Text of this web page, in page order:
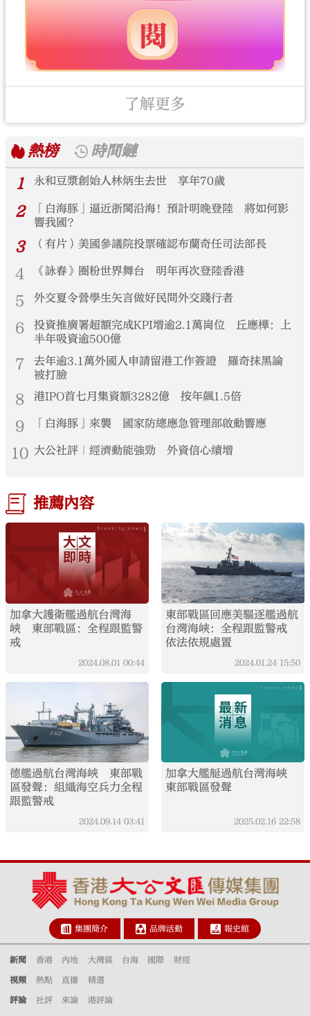
了解更多
熱榜
時間鏈
1
永和豆漿創始人林炳生去世 享年70歲
2
「白海豚」逼近浙閩沿海！預計明晚登陸 將如何影
響我國？
3 （有片）美國參議院投票確認布蘭奇任司法部長
4 《詠春》圈粉世界舞台 明年再次登陸香港
5 外交夏令營學生矢言做好民間外交踐行者
6
投資推廣署超額完成KPI增逾2.1萬崗位 丘應樺：上
半年吸資逾500億
7
去年逾3.1萬外國人申請留港工作簽證 羅奇抹黑論
被打臉
8 港IPO首七月集資額3282億 按年飆1.5倍
9 「白海豚」來襲 國家防總應急管理部啟動響應
10 大公社評｜經濟動能強勁 外資信心續增
推薦內容
加拿大護衛艦過航台灣海
峽 東部戰區：全程跟監警
戒
2024.08.01 00:44
東部戰區回應美驅逐艦過航
台灣海峽：全程跟監警戒
依法依規處置
2024.01.24 15:50
德艦過航台灣海峽 東部戰
區發聲：組織海空兵力全程
跟監警戒
2024.09.14 03:41
加拿大艦艇過航台灣海峽
東部戰區發聲
2025.02.16 22:58
集團簡介 品牌活動 報史館
新聞 香港 內地 大灣區 台海 國際 財經
視頻 熱點 直播 精選
評論 社評 來論 港評論